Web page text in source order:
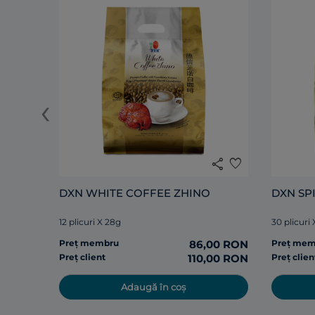
share favorite
DXN WHITE COFFEE ZHINO
12 plicuri X 28g
Preț membru
86,00 RON
Preț client 110,00 RON
Adaugă în coș
DXN
30 plicuri
Preț
Preț
‹